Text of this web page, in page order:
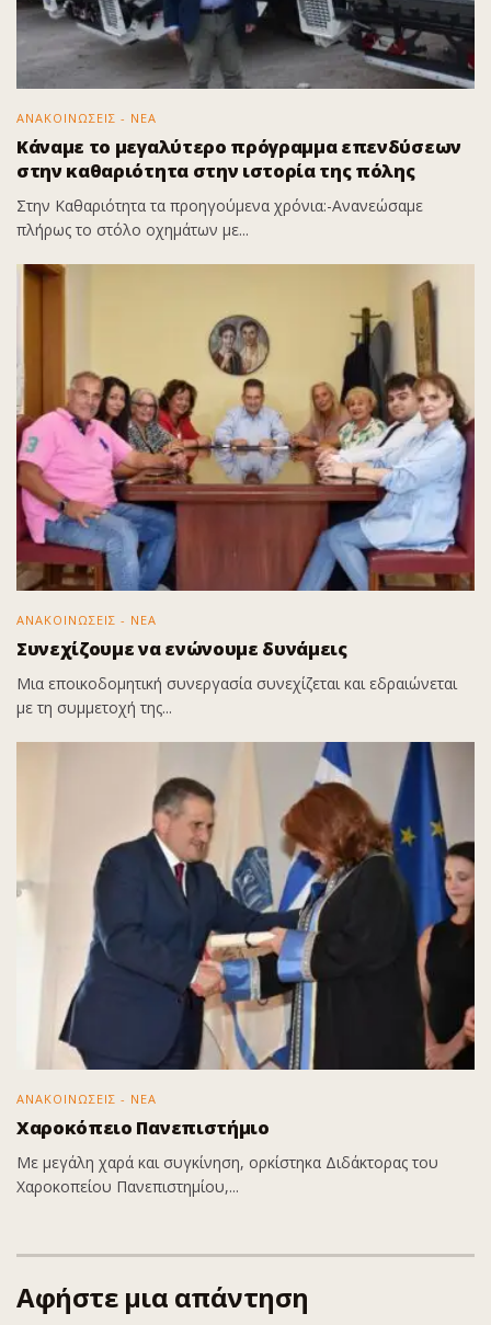
ΑΝΑΚΟΙΝΩΣΕΙΣ - ΝΕΑ
Κάναμε το μεγαλύτερο πρόγραμμα επενδύσεων
στην καθαριότητα στην ιστορία της πόλης
Στην Καθαριότητα τα προηγούμενα χρόνια:-Ανανεώσαμε
πλήρως το στόλο οχημάτων με...
ΑΝΑΚΟΙΝΩΣΕΙΣ - ΝΕΑ
Συνεχίζουμε να ενώνουμε δυνάμεις
Μια εποικοδομητική συνεργασία συνεχίζεται και εδραιώνεται
με τη συμμετοχή της...
ΑΝΑΚΟΙΝΩΣΕΙΣ - ΝΕΑ
Χαροκόπειο Πανεπιστήμιο
Με μεγάλη χαρά και συγκίνηση, ορκίστηκα Διδάκτορας του
Χαροκοπείου Πανεπιστημίου,...
Αφήστε μια απάντηση